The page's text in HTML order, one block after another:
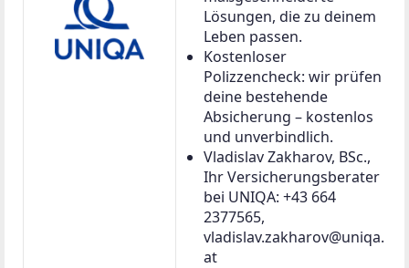
Lösungen, die zu deinem
Leben passen.
Kostenloser
Polizzencheck: wir prüfen
deine bestehende
Absicherung – kostenlos
und unverbindlich.
Vladislav Zakharov, BSc.,
Ihr Versicherungsberater
bei UNIQA: +43 664
2377565,
vladislav.zakharov@uniqa.
at